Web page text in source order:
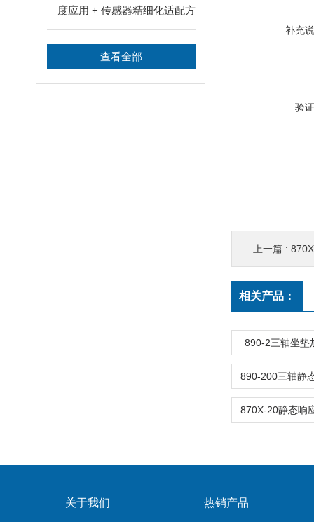
度应用 + 传感器精细化适配方
案
查看全部
补充
验
上一篇 :
相关产品：
890-2三轴坐垫
关于我们 热销产品